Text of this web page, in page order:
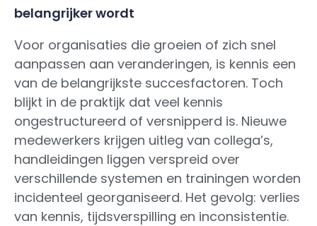
belangrijker wordt
Voor organisaties die groeien of zich snel
aanpassen aan veranderingen, is kennis een
van de belangrijkste succesfactoren. Toch
blijkt in de praktijk dat veel kennis
ongestructureerd of versnipperd is. Nieuwe
medewerkers krijgen uitleg van collega’s,
handleidingen liggen verspreid over
verschillende systemen en trainingen worden
incidenteel georganiseerd. Het gevolg: verlies
van kennis, tijdsverspilling en inconsistentie.